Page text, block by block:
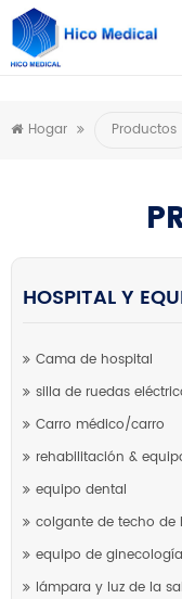
https://
Hogar Productos
HOSPITAL Y
Cama de hospital
silla de ruedas
Carro médico/carro
rehabilitación &
equipo dental
colgante de techo de
equipo de ginecología
lámpara y luz de la